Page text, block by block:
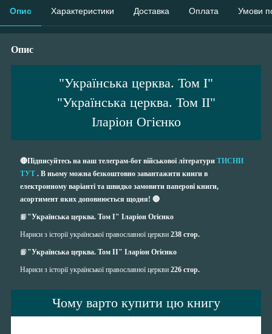
Опис Характеристики Доставка Оплата Умови
Опис
"Українська церква. Том I"
"Українська церква. Том II"
Іларіон Огієнко
🔴Підписуйтесь на наш телеграм-бот військової літератури ТИСНИ
ТУТ . В ньому можна безкоштовно завантажити книги в
електронному варіанті та швидко замовити паперові книги,
асортимент яких доповнюється щодня! 🔴
📙 "Українська церква. Том I" Іларіон Огієнко
Нариси з історії української православної церкви 238 стор.
📙 "Українська церква. Том II" Іларіон Огієнко
Нариси з історії української православної церкви 226 стор.
Чому варто купити цю книгу